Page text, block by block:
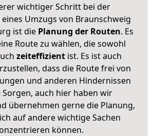
wichtiger Schritt bei der
Umzugs von Braunschweig
ist diePlanung der Routen. Es
Route zu wählen, die sowohl
zeiteffizientist. Es ist auch
dass die Route frei von
und anderen Hindernissen
Sorgen, auch hier haben wir
übernehmen gerne die Planung,
auf andere wichtige Sachen
können.